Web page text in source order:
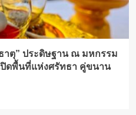
าตุ” ประดิษฐาน ณ มหกรรม
ดพื้นที่แห่งศรัทธา คู่ขนาน